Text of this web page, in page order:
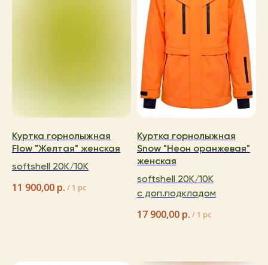
Куртка горнолыжная
Flow "Желтая" женская
softshell 20K/10K
11 900,00 р. / 1 pc
Куртка горнолыжная
Snow "Неон оранжевая"
женская
softshell 20K/10K
с доп.подкладом
17 900,00 р. / 1 pc
покупателям
таблицы
размеров
+7